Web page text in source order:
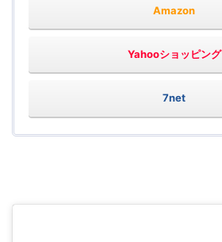
Amazon
Yahooショッピング
7net